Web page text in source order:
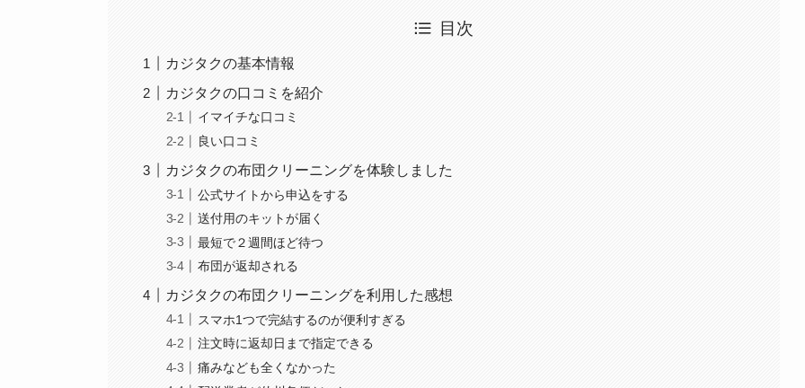
目次
カジタクの基本情報
カジタクの口コミを紹介
イマイチな口コミ
良い口コミ
カジタクの布団クリーニングを体験しました
公式サイトから申込をする
送付用のキットが届く
最短で２週間ほど待つ
布団が返却される
カジタクの布団クリーニングを利用した感想
スマホ1つで完結するのが便利すぎる
注文時に返却日まで指定できる
痛みなども全くなかった